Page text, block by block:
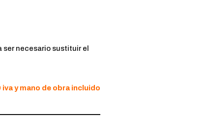
necesario sustituir el
iva y mano de obra incluido